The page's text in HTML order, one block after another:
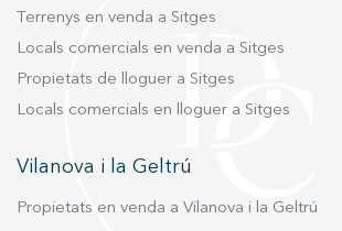
s'estén al llarg de la casa oferint
des de la terrassa del dormitori i al
la terrassa del bany. L'habitació
king size completament tapissat,
encastats en una zona tipus
acabar amb aquesta planta, trobem
Terrenys en venda a Sitges
Locals comercials en venda a Sitges
Propietats de lloguer a Sitges
Locals comercials en lloguer a Sitges
Vilanova i la Geltrú
Propietats en venda a Vilanova i la Geltrú